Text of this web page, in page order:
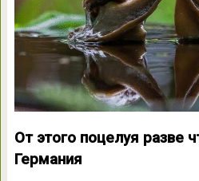
От этого поцелуя разве
Германия